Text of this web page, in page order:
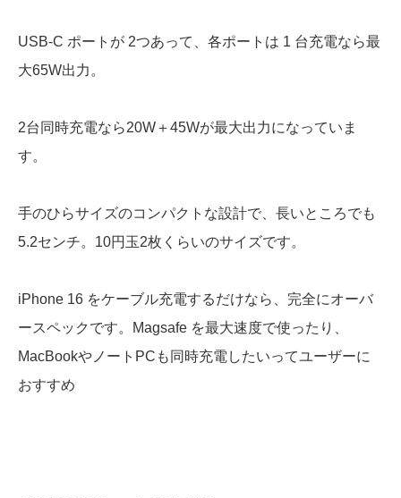
USB-C ポートが 2つあって、各ポートは 1 台充電なら最
大65W出力。
2台同時充電なら20W＋45Wが最大出力になっていま
す。
手のひらサイズのコンパクトな設計で、長いところでも
5.2センチ。10円玉2枚くらいのサイズです。
iPhone 16 をケーブル充電するだけなら、完全にオーバ
ースペックです。Magsafe を最大速度で使ったり、
MacBookやノートPCも同時充電したいってユーザーに
おすすめ